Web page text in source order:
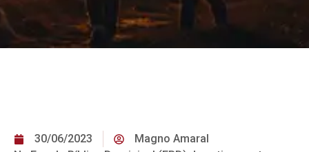
30/06/2023
Magno Amaral